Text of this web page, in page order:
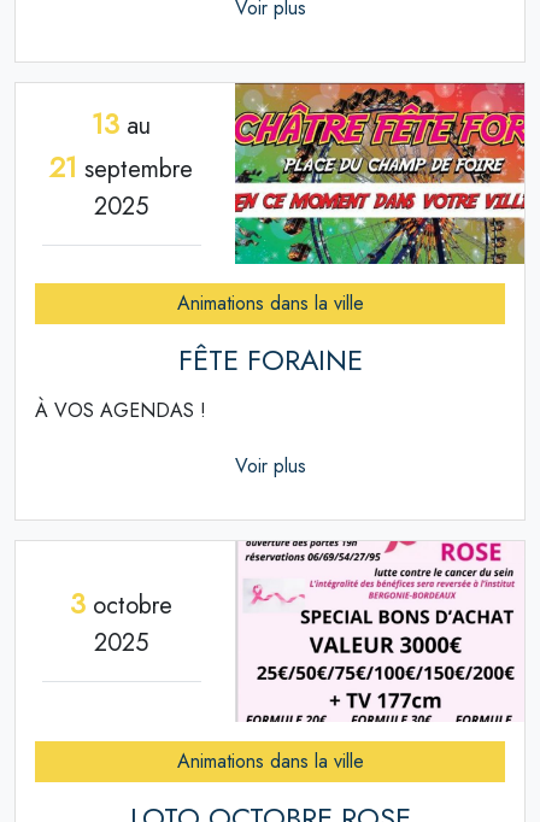
Voir plus
13 au
21 septembre
2025
Animations dans la ville
FÊTE FORAINE
À VOS AGENDAS !
Voir plus
3 octobre
2025
Animations dans la ville